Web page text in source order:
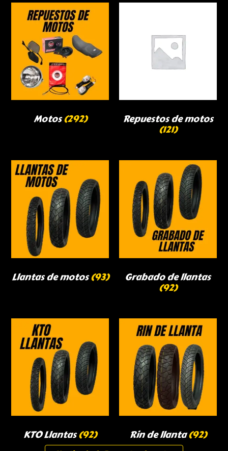
Motos(292) Repuestos de motos
(121)
Llantas de motos(93) Grabado de llantas
(92)
KTO Llantas(92) Rin de llanta(92)